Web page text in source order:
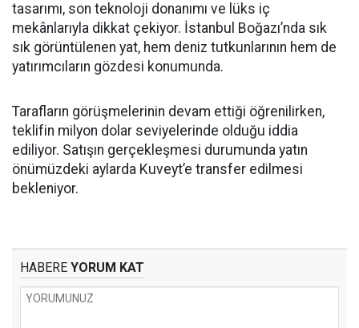
tasarımı, son teknoloji donanımı ve lüks iç
mekânlarıyla dikkat çekiyor. İstanbul Boğazı’nda sık
sık görüntülenen yat, hem deniz tutkunlarının hem de
yatırımcıların gözdesi konumunda.
Tarafların görüşmelerinin devam ettiği öğrenilirken,
teklifin milyon dolar seviyelerinde olduğu iddia
ediliyor. Satışın gerçekleşmesi durumunda yatın
önümüzdeki aylarda Kuveyt’e transfer edilmesi
bekleniyor.
HABERE YORUM KAT